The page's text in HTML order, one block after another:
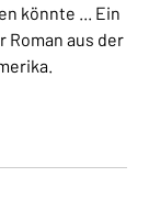
könnte ... Ein
aus der